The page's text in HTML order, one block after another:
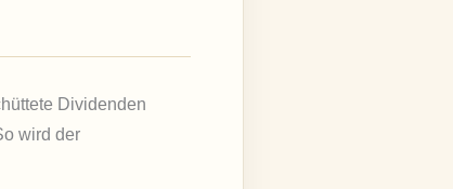
Dividenden
wird der